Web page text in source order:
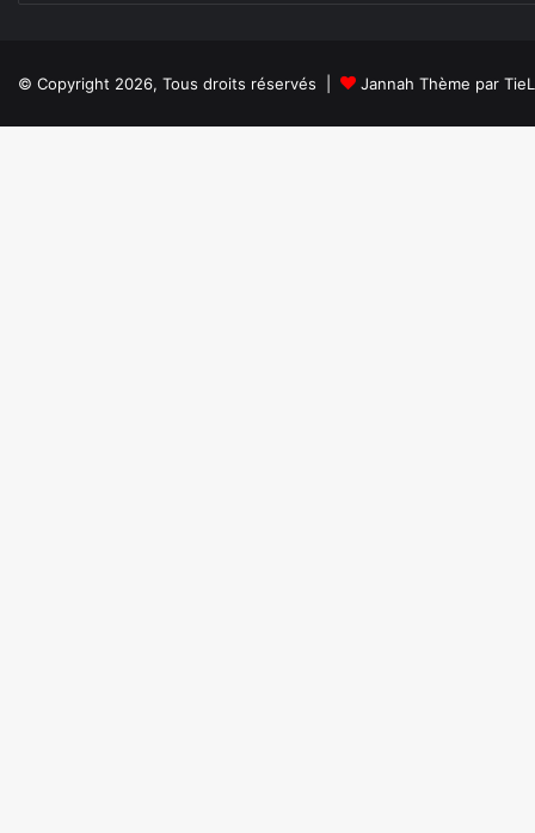
© Copyright 2026, Tous droits réservés | Jannah Thème par